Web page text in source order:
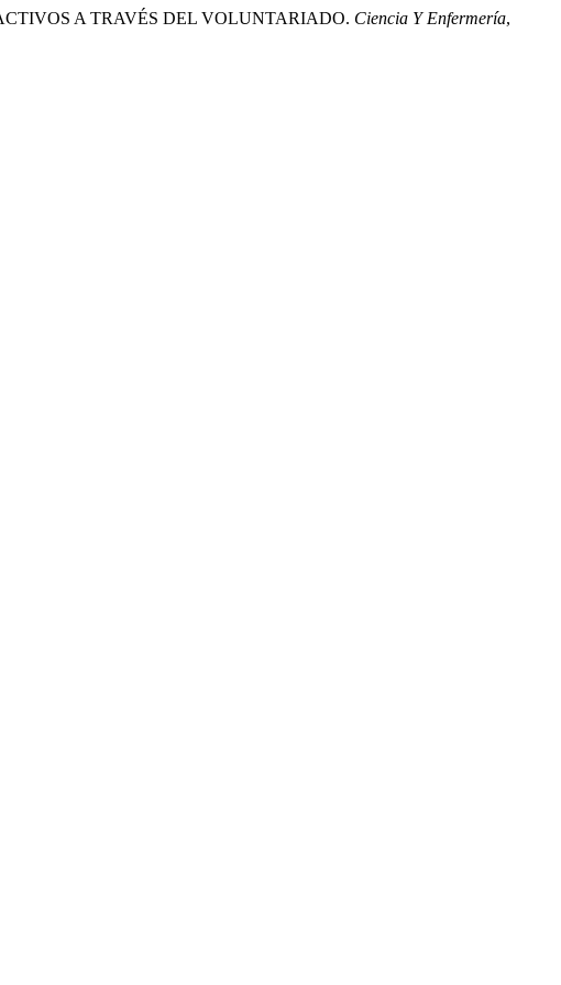
A TRAVÉS DEL VOLUNTARIADO. Ciencia Y Enfermería,